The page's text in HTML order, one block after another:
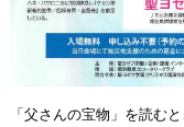
「父さんの宝物」を読む